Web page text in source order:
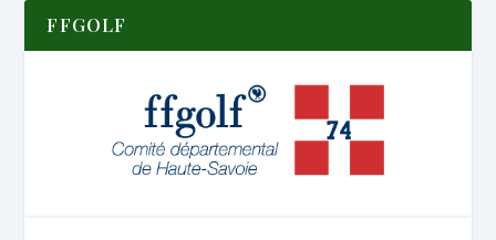
FFGOLF